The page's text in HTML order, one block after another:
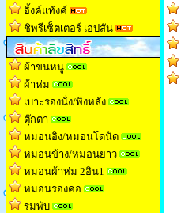
อิ้งค์แท้งค์
ชิพรีเซ็ตเตอร์ เอปสัน
ผ้าขนหนู
ผ้าห่ม
เบาะรองนั่ง/พิงหลัง
ตุ๊กตา
หมอนอิง/หมอนโดนัด
หมอนข้าง/หมอนยาว
หมอนผ้าห่ม 2อิน1
หมอนรองคอ
ร่มพับ